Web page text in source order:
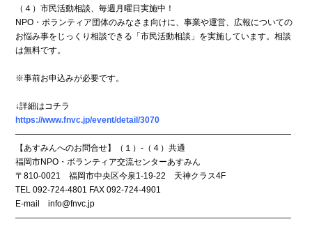
（４）市民活動相談、毎週月曜日実施中！
NPO・ボランティア団体のみなさま向けに、事業や運営、広報についての
お悩み事をじっくり相談できる「市民活動相談」を実施しています。相談
は無料です。
※事前お申込みが必要です。
↓詳細はコチラ
https://www.fnvc.jp/event/detail/3070
―――――――――――――――――――――――――――――――――
【あすみんへのお問合せ】（１）-（４）共通
福岡市NPO・ボランティア交流センターあすみん
〒810-0021 福岡市中央区今泉1-19-22 天神クラス4F
TEL 092-724-4801 FAX 092-724-4901
E-mail info@fnvc.jp
―――――――――――――――――――――――――――――――――